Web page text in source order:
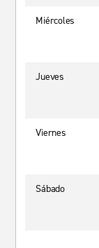
Miércoles
Jueves
Viernes
Sábado